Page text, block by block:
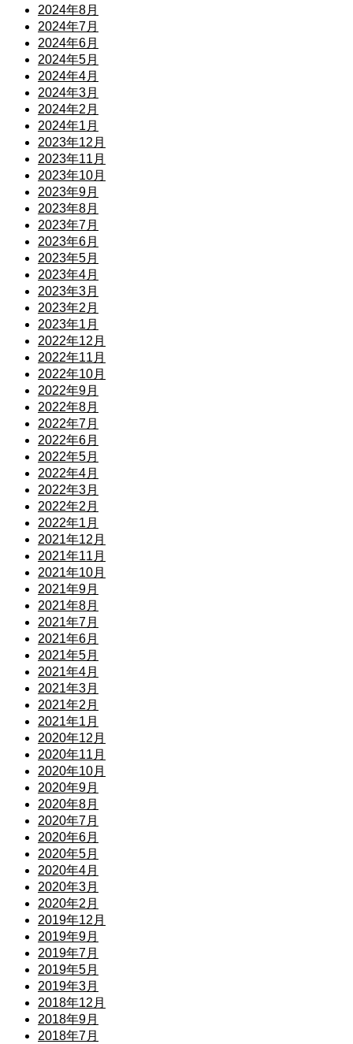
2024年8月
2024年7月
2024年6月
2024年5月
2024年4月
2024年3月
2024年2月
2024年1月
2023年12月
2023年11月
2023年10月
2023年9月
2023年8月
2023年7月
2023年6月
2023年5月
2023年4月
2023年3月
2023年2月
2023年1月
2022年12月
2022年11月
2022年10月
2022年9月
2022年8月
2022年7月
2022年6月
2022年5月
2022年4月
2022年3月
2022年2月
2022年1月
2021年12月
2021年11月
2021年10月
2021年9月
2021年8月
2021年7月
2021年6月
2021年5月
2021年4月
2021年3月
2021年2月
2021年1月
2020年12月
2020年11月
2020年10月
2020年9月
2020年8月
2020年7月
2020年6月
2020年5月
2020年4月
2020年3月
2020年2月
2019年12月
2019年9月
2019年7月
2019年5月
2019年3月
2018年12月
2018年9月
2018年7月